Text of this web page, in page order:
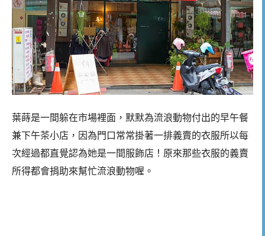
葉蒔是一間躲在市場裡面，默默為流浪動物付出的早午餐
兼下午茶小店，因為門口常常掛著一排義賣的衣服所以每
次經過都直覺認為她是一間服飾店！原來那些衣服的義賣
所得都會捐助來幫忙流浪動物喔。